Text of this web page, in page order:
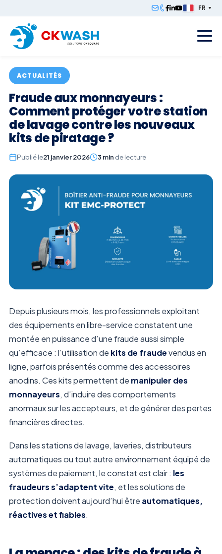
FR ▼
ACTUALITÉS
Fraude aux monnayeurs :
Comment protéger votre station
de lavage contre les nouveaux
kits de piratage ?
Publié le21 janvier 2026 3 min de lecture
Depuis plusieurs mois, les professionnels exploitant
des équipements en libre-service constatent une
montée en puissance d’une fraude aussi simple
qu’efficace : l’utilisation de kits de fraudevendus en
ligne, parfois présentés comme des accessoires
anodins. Ces kits permettent de manipuler des
monnayeurs, d’induire des comportements
anormaux sur les accepteurs, et de générer des pertes
financières directes.
Dans les stations de lavage, laveries, distributeurs
automatiques ou tout autre environnement équipé de
systèmes de paiement, le constat est clair : les
fraudeurs s’adaptent vite, et les solutions de
protection doivent aujourd’hui être automatiques,
réactives et fiables.